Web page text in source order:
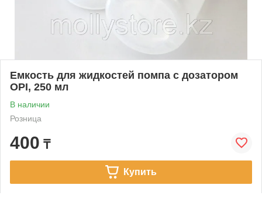
Емкость для жидкостей помпа с дозатором
OPI, 250 мл
В наличии
Розница
400 ₸
Купить